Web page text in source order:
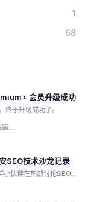
1
68
会员升级成功
终于升级成功了。
...
SEO技术沙龙记录
小伙伴在热烈讨论SEO...